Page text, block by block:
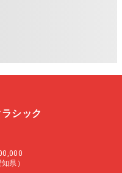
シック
県）